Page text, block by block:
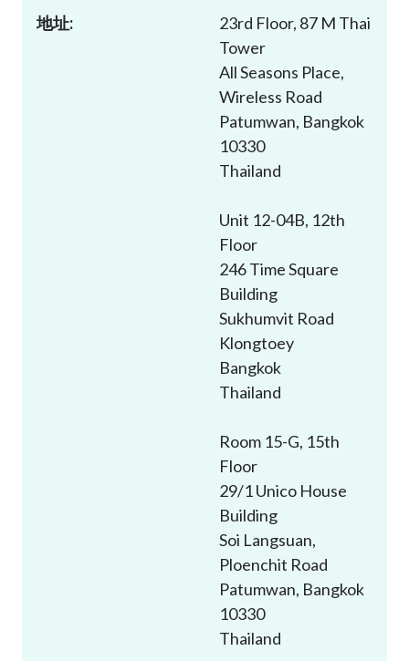
加入本會
地址:
23rd Floor, 87 M Thai
Tower
All Seasons Place,
Wireless Road
Patumwan, Bangkok
10330
Thailand
Unit 12-04B, 12th
Floor
246 Time Square
Building
Sukhumvit Road
Klongtoey
Bangkok
Thailand
Room 15-G, 15th
Floor
29/1 Unico House
Building
Soi Langsuan,
Ploenchit Road
Patumwan, Bangkok
10330
Thailand